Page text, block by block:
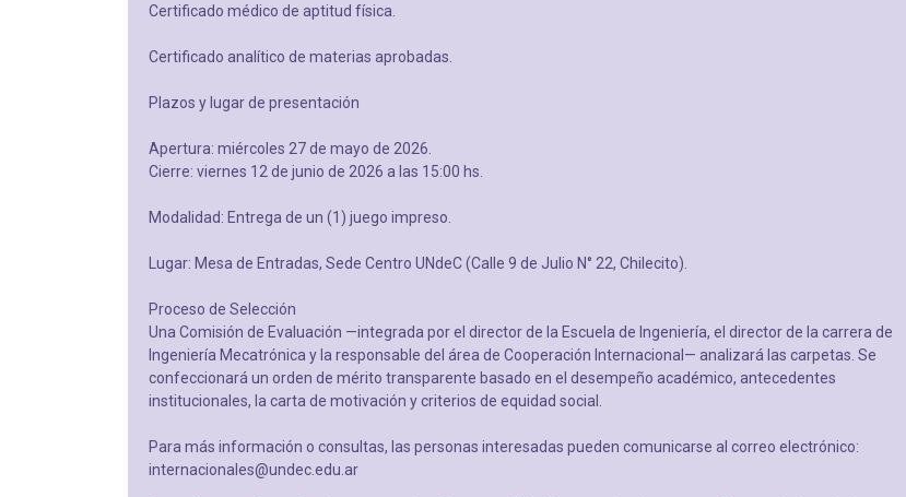
Certificado médico de aptitud física.
Certificado analítico de materias aprobadas.
Plazos y lugar de presentación
Apertura: miércoles 27 de mayo de 2026.
Cierre: viernes 12 de junio de 2026 a las 15:00 hs.
Modalidad: Entrega de un (1) juego impreso.
Lugar: Mesa de Entradas, Sede Centro UNdeC (Calle 9 de Julio N° 22, Chilecito).
Proceso de Selección
Una Comisión de Evaluación —integrada por el director de la Escuela de Ingeniería, el director de la carrera de
Ingeniería Mecatrónica y la responsable del área de Cooperación Internacional— analizará las carpetas. Se
confeccionará un orden de mérito transparente basado en el desempeño académico, antecedentes
institucionales, la carta de motivación y criterios de equidad social.
Para más información o consultas, las personas interesadas pueden comunicarse al correo electrónico:
internacionales@undec.edu.ar